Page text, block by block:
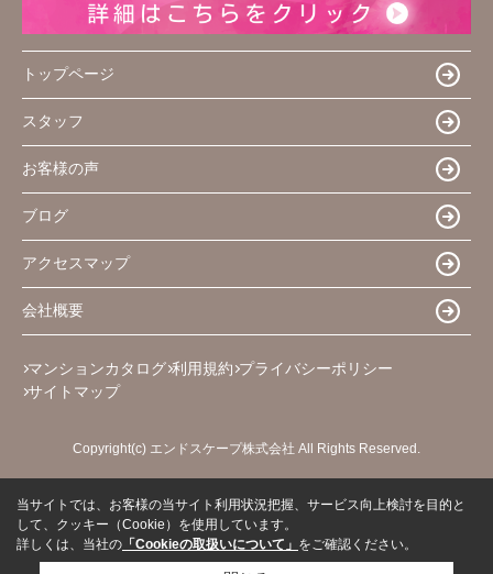
トップページ
スタッフ
お客様の声
ブログ
アクセスマップ
会社概要
マンションカタログ 利用規約 プライバシーポリシー
サイトマップ
Copyright(c) エンドスケープ株式会社 All Rights Reserved.
当サイトでは、お客様の当サイト利用状況把握、サービス向上検討を目的と
して、クッキー（Cookie）を使用しています。
詳しくは、当社の 「Cookieの取扱いについて」 をご確認ください。